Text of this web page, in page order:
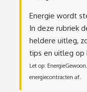
Energie wordt
In deze rubriek
heldere uitleg,
tips en uitleg op
Let op:
energiecontracten af.